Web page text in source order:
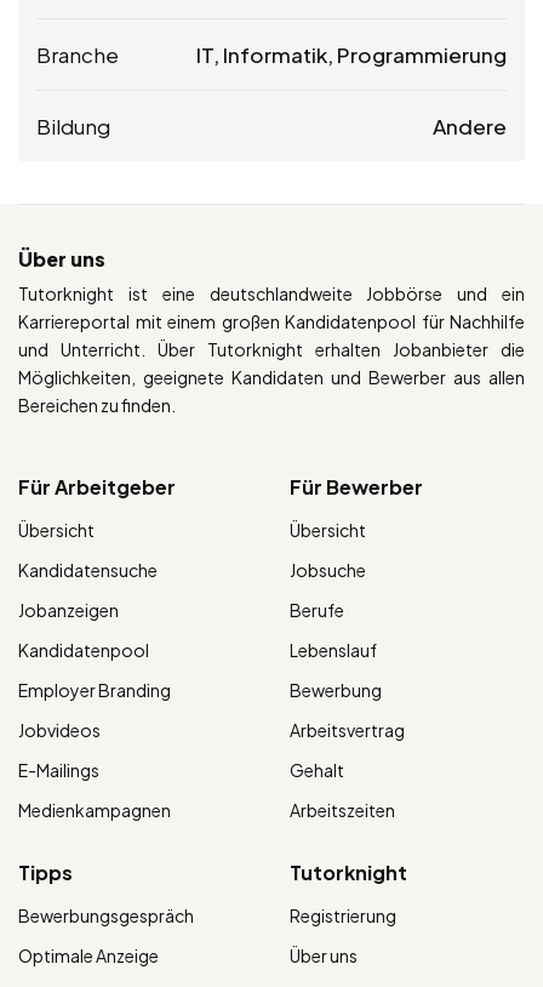
Branche IT, Informatik, Programmierung
Bildung Andere
Über uns
Tutorknight ist eine deutschlandweite Jobbörse und ein
Karriereportal mit einem großen Kandidatenpool für Nachhilfe
und Unterricht. Über Tutorknight erhalten Jobanbieter die
Möglichkeiten, geeignete Kandidaten und Bewerber aus allen
Bereichen zu finden.
Für Arbeitgeber
Übersicht
Kandidatensuche
Jobanzeigen
Kandidatenpool
Employer Branding
Jobvideos
E-Mailings
Medienkampagnen
Für Bewerber
Übersicht
Jobsuche
Berufe
Lebenslauf
Bewerbung
Arbeitsvertrag
Gehalt
Arbeitszeiten
Tipps
Bewerbungsgespräch
Optimale Anzeige
Tutorknight
Registrierung
Über uns